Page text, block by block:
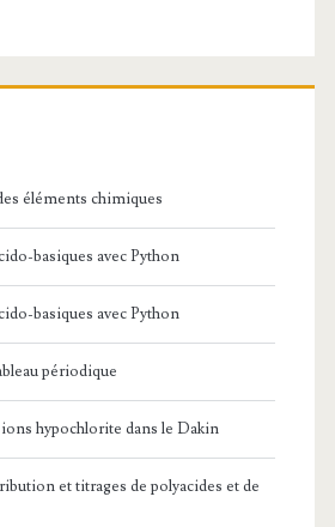
éléments chimiques
basiques avec Python
basiques avec Python
périodique
hypochlorite dans le Dakin
et titrages de polyacides et de